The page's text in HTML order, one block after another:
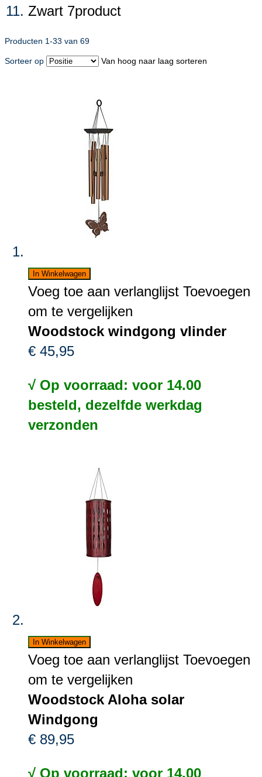
Zwart 7product
Producten 1-33 van 69
Sorteer op Van hoog naar laag sorteren
In Winkelwagen
Voeg toe aan verlanglijst Toevoegen
om te vergelijken
Woodstock windgong vlinder
€ 45,95
√ Op voorraad: voor 14.00
besteld, dezelfde werkdag
verzonden
In Winkelwagen
Voeg toe aan verlanglijst Toevoegen
om te vergelijken
Woodstock Aloha solar
Windgong
€ 89,95
√ Op voorraad: voor 14.00